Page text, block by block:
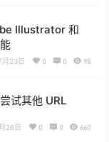
Illustrator 和
月23日 0 0 98
试其他 URL
26日 0 0 660